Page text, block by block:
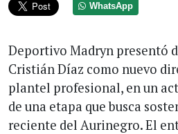
WhatsApp
Deportivo Madryn presentó
Cristián Díaz como nuevo
plantel profesional, en un
de una etapa que busca
reciente del Aurinegro. El